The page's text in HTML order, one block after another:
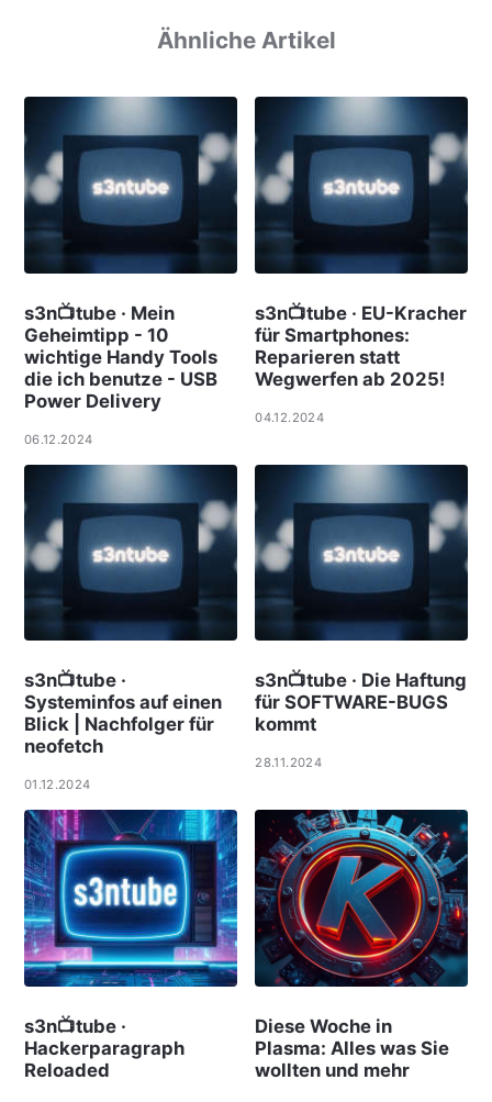
Ähnliche Artikel
s3n📺tube · Mein
Geheimtipp - 10
wichtige Handy Tools
die ich benutze - USB
Power Delivery
06.12.2024
s3n📺tube · EU-Kracher
für Smartphones:
Reparieren statt
Wegwerfen ab 2025!
04.12.2024
s3n📺tube ·
Systeminfos auf einen
Blick | Nachfolger für
neofetch
01.12.2024
s3n📺tube · Die Haftung
für SOFTWARE-BUGS
kommt
28.11.2024
s3n📺tube ·
Hackerparagraph
Reloaded
Diese Woche in
Plasma: Alles was Sie
wollten und mehr